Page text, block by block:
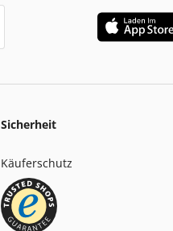
Sicherheit
Käuferschutz